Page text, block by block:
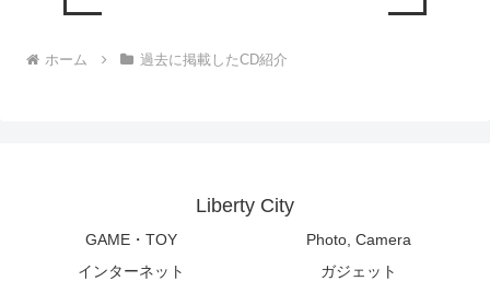
ホーム 過去に掲載したCD紹介
Liberty City
GAME・TOY
Photo, Camera
インターネット
ガジェット